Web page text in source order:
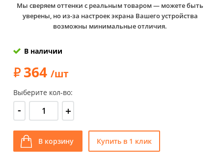
Мы сверяем оттенки с реальным товаром — можете быть
уверены, но из-за настроек экрана Вашего устройства
возможны минимальные отличия.
В наличии
364 /шт
Выберите кол-во:
- +
В корзину Купить в 1 клик